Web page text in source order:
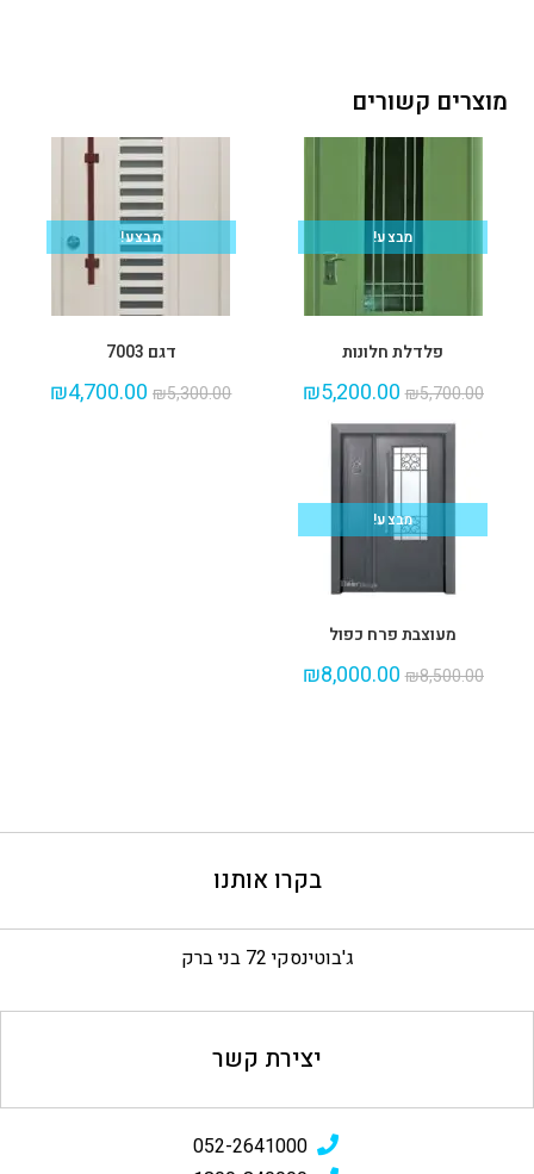
מוצרים קשורים
מבצע!
פלדלת חלונות
₪5,700.00
₪5,200.00
מבצע!
דגם 7003
₪5,300.00
₪4,700.00
מבצע!
מעוצבת פרח כפול
₪8,500.00
₪8,000.00
בקרו אותנו
ג'בוטינסקי 72 בני ברק
יצירת קשר
052-2641000